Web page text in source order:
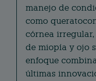
manejo de
como
córnea
de miopía y ojo
enfoque
últimas